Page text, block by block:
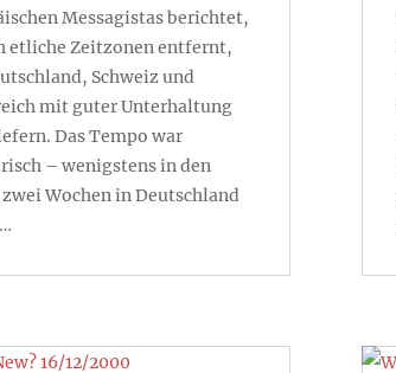
Messagistas berichtet,
etliche Zeitzonen entfernt,
Schweiz und
mit guter Unterhaltung
Das Tempo war
– wenigstens in den
Wochen in Deutschland